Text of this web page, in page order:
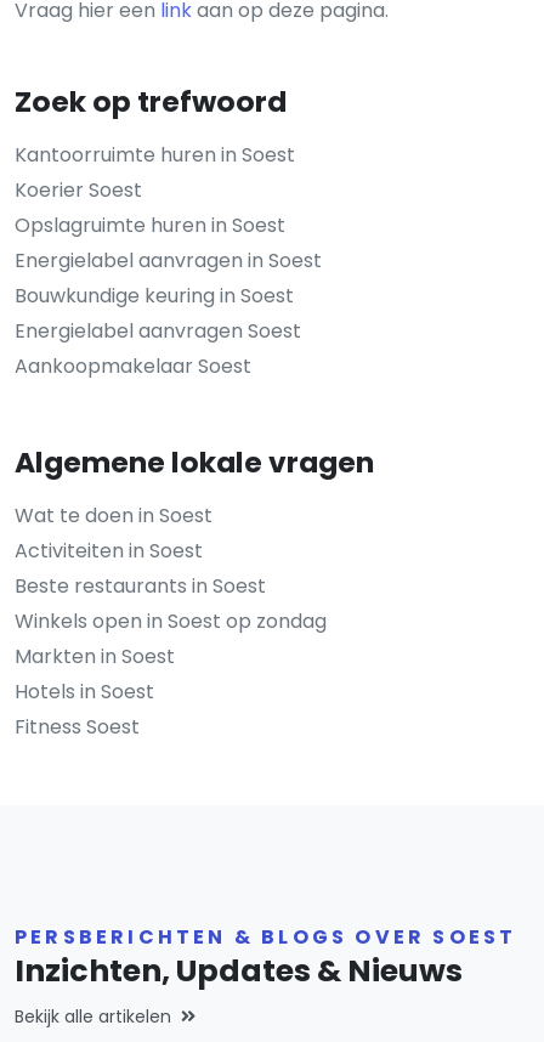
Vraag hier een linkaan op deze pagina.
Zoek op trefwoord
Kantoorruimte huren in Soest
Koerier Soest
Opslagruimte huren in Soest
Energielabel aanvragen in Soest
Bouwkundige keuring in Soest
Energielabel aanvragen Soest
Aankoopmakelaar Soest
Algemene lokale vragen
Wat te doen in Soest
Activiteiten in Soest
Beste restaurants in Soest
Winkels open in Soest op zondag
Markten in Soest
Hotels in Soest
Fitness Soest
PERSBERICHTEN & BLOGS OVER SOEST
Inzichten, Updates & Nieuws
Bekijk alle artikelen